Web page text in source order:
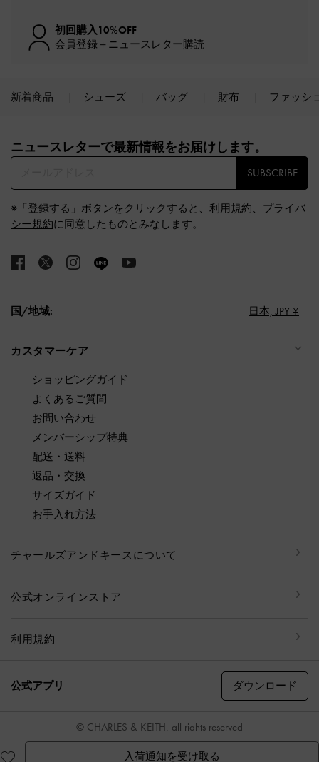
入荷通知を受け取る
初回購入10%OFF
会員登録＋ニュースレター購読
新着商品 シューズ バッグ 財布 ファッシ
ニュースレターで最新情報をお届けします。​
SUBSCRIBE
※「登録する」ボタンをクリックすると、 利用規約、 プライバ
シー規約に同意したものとみなします。
国/地域: 日本, JPY ¥
カスタマーケア
ショッピングガイド
よくあるご質問
お問い合わせ
メンバーシップ特典
配送・送料
返品・交換
サイズガイド
お手入れ方法
チャールズアンドキースについて
公式オンラインストア
利用規約
公式アプリ ダウンロード
© CHARLES & KEITH, all rights reserved